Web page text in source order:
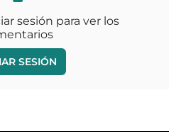
sesión para ver los
SESIÓN